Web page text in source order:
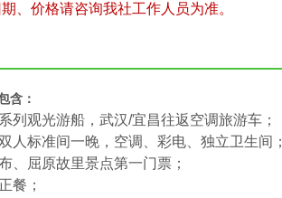
、价格请咨询我社工作人员为准。
含：
列观光游船，武汉/宜昌往返空调旅游车；
人标准间一晚，空调、彩电、独立卫生间；
、屈原故里景点第一门票；
餐；